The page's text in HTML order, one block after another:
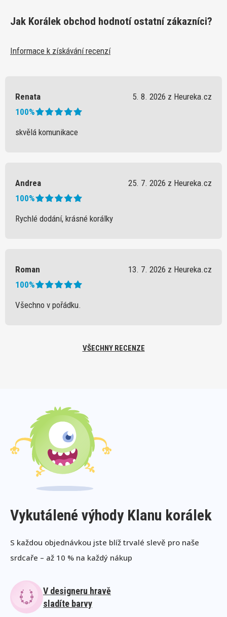
Jak Korálek obchod hodnotí ostatní zákazníci?
Informace k získávání recenzí
Renata
5. 8. 2026 z Heureka.cz
100%
skvělá komunikace
Andrea
25. 7. 2026 z Heureka.cz
100%
Rychlé dodání, krásné korálky
Roman
13. 7. 2026 z Heureka.cz
100%
Všechno v pořádku.
VŠECHNY RECENZE
Vykutálené výhody Klanu korálek
S každou objednávkou jste blíž trvalé slevě pro naše
srdcaře – až 10 % na každý nákup
V designeru hravě
sladíte barvy